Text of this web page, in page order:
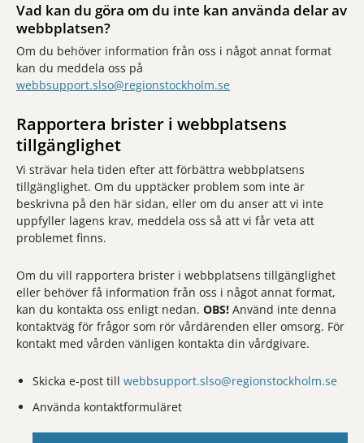
Vad kan du göra om du inte kan använda delar av
webbplatsen?
Om du behöver information från oss i något annat format
kan du meddela oss på
webbsupport.slso@regionstockholm.se
Rapportera brister i webbplatsens
tillgänglighet
Vi strävar hela tiden efter att förbättra webbplatsens
tillgänglighet. Om du upptäcker problem som inte är
beskrivna på den här sidan, eller om du anser att vi inte
uppfyller lagens krav, meddela oss så att vi får veta att
problemet finns.
Om du vill rapportera brister i webbplatsens tillgänglighet
eller behöver få information från oss i något annat format,
kan du kontakta oss enligt nedan. OBS! Använd inte denna
kontaktväg för frågor som rör vårdärenden eller omsorg. För
kontakt med vården vänligen kontakta din vårdgivare.
Skicka e-post till webbsupport.slso@regionstockholm.se
Använda kontaktformuläret